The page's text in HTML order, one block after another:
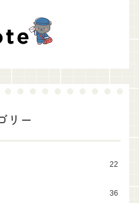
リー
22
36